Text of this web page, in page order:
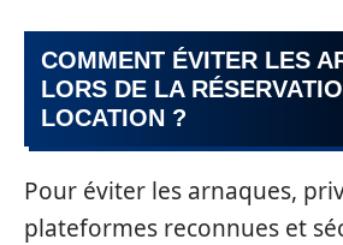
COMMENT ÉVITER LES
LORS DE LA
LOCATION ?
Pour éviter les arnaques,
plateformes reconnues et